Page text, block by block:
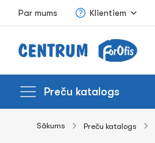
Par mums Klientiem
Preču katalogs
Sākums Preču katalogs